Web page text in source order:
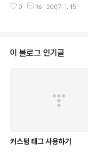
참고 : http://lunarade.com/15
0 16 2007. 1. 15.
이 블로그 인기글
커스텀 태그 사용하기